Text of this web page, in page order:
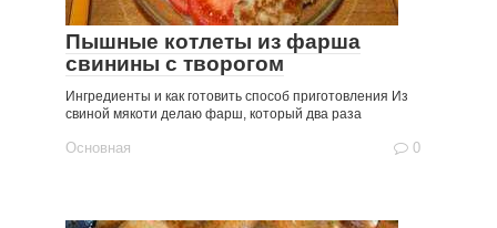
Пышные котлеты из фарша
свинины с творогом
Ингредиенты и как готовить способ приготовления Из
свиной мякоти делаю фарш, который два раза
Основная 0